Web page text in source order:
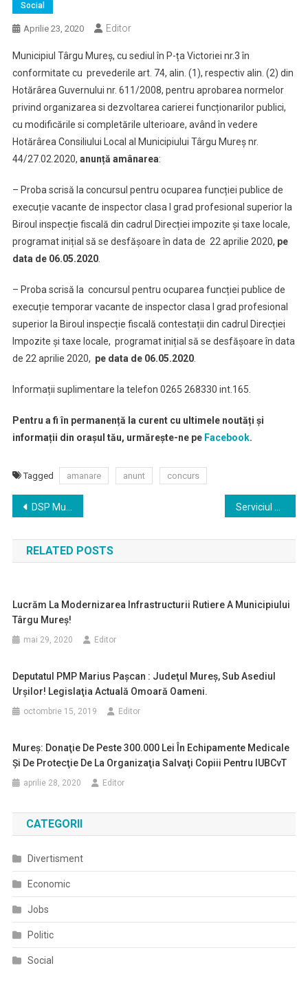
Social
Aprilie 23, 2020 Editor
Municipiul Târgu Mureș, cu sediul în P-ța Victoriei nr.3 în
conformitate cu prevederile art. 74, alin. (1), respectiv alin. (2) din
Hotărârea Guvernului nr. 611/2008, pentru aprobarea normelor
privind organizarea si dezvoltarea carierei funcționarilor publici,
cu modificările si completările ulterioare, având în vedere
Hotărârea Consiliului Local al Municipiului Târgu Mureș nr.
44/27.02.2020, anunță amânarea:
– Proba scrisă la concursul pentru ocuparea funcției publice de
execuție vacante de inspector clasa I grad profesional superior la
Biroul inspecție fiscală din cadrul Direcției impozite și taxe locale,
programat inițial să se desfășoare în data de 22 aprilie 2020, pe
data de 06.05.2020.
– Proba scrisă la concursul pentru ocuparea funcției publice de
execuție temporar vacante de inspector clasa I grad profesional
superior la Biroul inspecție fiscală contestații din cadrul Direcției
Impozite și taxe locale, programat inițial să se desfășoare în data
de 22 aprilie 2020, pe data de 06.05.2020.
Informații suplimentare la telefon 0265 268330 int.165.
Pentru a fi în permanență la curent cu ultimele noutăți și
informații din orașul tău, urmărește-ne pe Facebook.
Tagged amanare anunt concurs
Navigare
în
articole
DSP Mureş: Patru dintre cele 16 cadre medicale declarate pozitiv la testul COVID-19 sunt vindecate
RELATED POSTS
Lucrăm La Modernizarea Infrastructurii Rutiere A Municipiului
Târgu Mureș!
mai 29, 2020 Editor
Deputatul PMP Marius Paşcan : Judeţul Mureş, Sub Asediul
Urşilor! Legislaţia Actuală Omoară Oameni.
octombrie 15, 2019 Editor
Mureş: Donaţie De Peste 300.000 Lei În Echipamente Medicale
Şi De Protecţie De La Organizaţia Salvaţi Copiii Pentru IUBCvT
aprilie 28, 2020 Editor
CATEGORII
Divertisment
Economic
Jobs
Politic
Social